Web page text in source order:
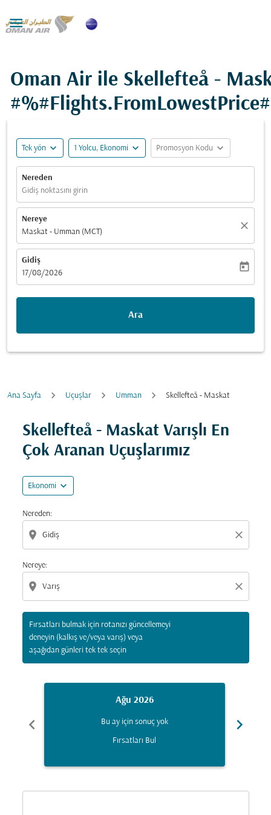

Oman Air ile Skellefteå -
Tek yön expand_more 1 Yolcu, Ekonomi expand_more Promosyon Kodu expand_more
Nereden
Gidiş noktasını girin
Nereye
Maskat - Umman (MCT)
close
Gidiş
fc-booking-departure-date-aria-label
17/08/2026
today
Ara
Ana Sayfa Uçuşlar Umman Skellefteå - Maskat
Skellefteå - Maskat Varışlı En
Çok Aranan Uçuşlarımız
Ekonomi expand_more
Nereden:
location_on close
Nereye:
location_on close
Fırsatları bulmak için rotanızı güncellemeyi
deneyin (kalkış ve/veya varış) veya
aşağıdan günleri tek tek seçin
Fırsatları bulmak için rotanızı güncellemeyi deneyin
chevron_left
Ağu 2026
Bu ay için sonuç yok
Fırsatları Bul
chevron_right